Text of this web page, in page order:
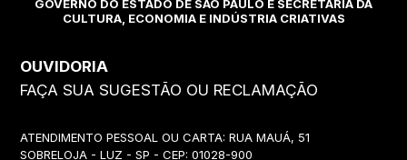
GOVERNO DO ESTADO DE SÃO PAULO E SECRETARIA DA
CULTURA, ECONOMIA E INDÚSTRIA CRIATIVAS
OUVIDORIA
FAÇA SUA SUGESTÃO OU RECLAMAÇÃO
ATENDIMENTO PESSOAL OU CARTA: RUA MAUÁ, 51
SOBRELOJA - LUZ - SP - CEP: 01028-900